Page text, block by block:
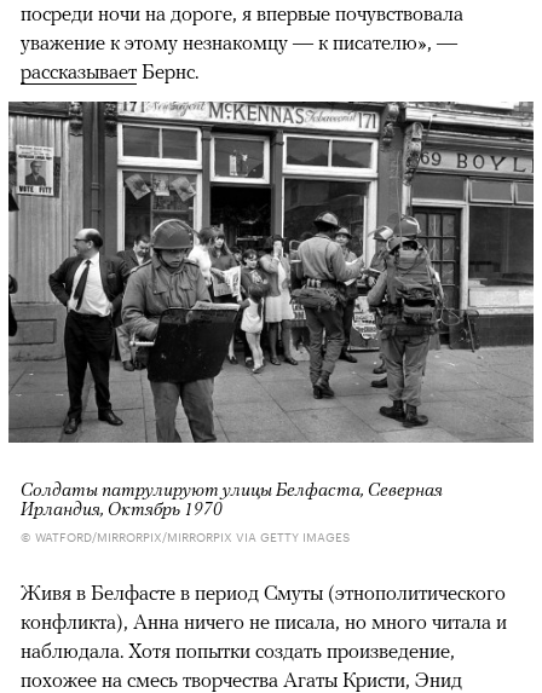
посреди ночи на дороге, я впервые почувствовала
уважение к этому незнакомцу — к писателю», —
рассказывает Бернс.​
Солдаты патрулируют улицы Белфаста, Северная
Ирландия, Октябрь 1970
© WATFORD/MIRRORPIX/MIRRORPIX VIA GETTY IMAGES
Живя в Белфасте в период Смуты (этнополитического
конфликта), Анна ничего не писала, но много читала и
наблюдала. Хотя попытки создать произведение,
похожее на смесь творчества Агаты Кристи, Энид